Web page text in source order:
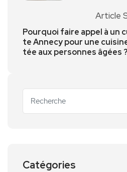
Article
Pourquoi faire appel à un
te Annecy pour une
tée aux personnes âgées ?
Catégories